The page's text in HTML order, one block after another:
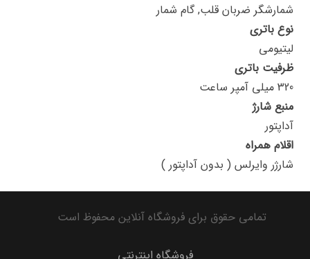
شمارشگر ضربان قلب, گام شمار
نوع باتری
لیتیومی
ظرفیت باتری
320 میلی آمپر ساعت
منبع شارژ
آداپتور
اقلام همراه
شارژر وایرلس ( بدون آداپتور )
تمامی حقوق برای فروشگاه آنلاین محفوظ است
فروشگاه اینترنتی